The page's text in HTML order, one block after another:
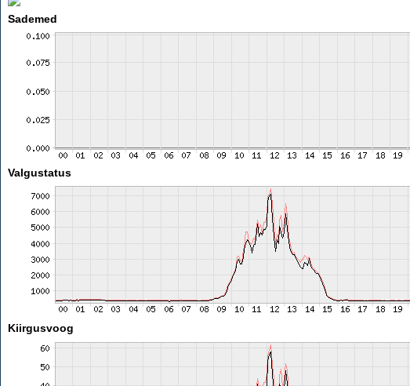
Sademed
Valgustatus
Kiirgusvoog